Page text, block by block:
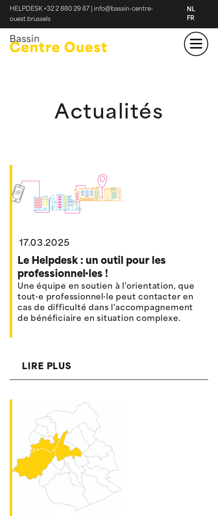
HELPDESK +32 2 880 29 87
info@bassin-centre-
ouest.brussels
NL
FR
Actualités
17.03.2025
Le Helpdesk : un outil pour les
professionnel·les !
Une équipe en soutien à l'orientation, que
tout·e professionnel·le peut contacter en
cas de difficulté dans l'accompagnement
de bénéficiaire en situation complexe.
LIRE PLUS